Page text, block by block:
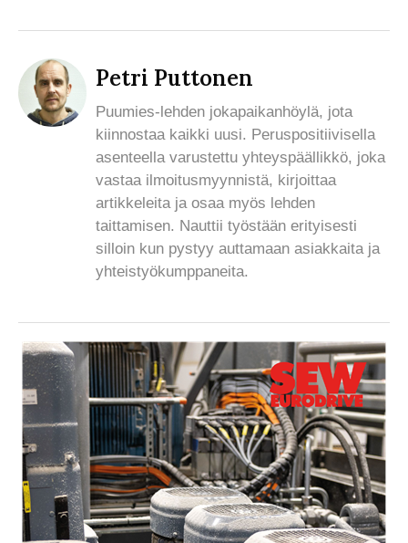
Petri Puttonen
Puumies-lehden jokapaikanhöylä, jota
kiinnostaa kaikki uusi. Peruspositiivisella
asenteella varustettu yhteyspäällikkö, joka
vastaa ilmoitusmyynnistä, kirjoittaa
artikkeleita ja osaa myös lehden
taittamisen. Nauttii työstään erityisesti
silloin kun pystyy auttamaan asiakkaita ja
yhteistyökumppaneita.